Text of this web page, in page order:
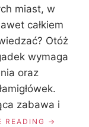
miast, w
całkiem
Otóż
wymaga
oraz
zabawa i
READING „ESCAPE